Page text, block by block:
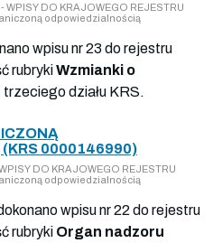
DO KRAJOWEGO REJESTRU
odpowiedzialnością
wpisu nr 23 do rejestru
rubrykiWzmianki o
trzeciego działu KRS.
(KRS 0000146990)
DO KRAJOWEGO REJESTRU
odpowiedzialnością
wpisu nr 22 do rejestru
rubryki Organ nadzoru